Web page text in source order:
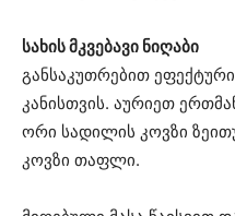
სახის მკვებავი ნიღაბი
განსაკუთრებით
კანისთვის. აურიეთ
ორი სადილის კოვზი
კოვზი თაფლი.